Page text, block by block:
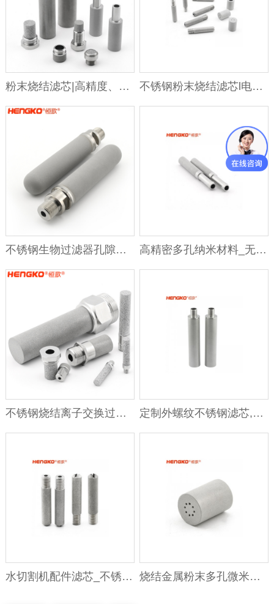
粉末烧结滤芯|高精度、可再生的工业过滤核心元件 不锈钢粉末烧结滤芯l电子束阀过滤器
不锈钢生物过滤器孔隙均匀透气性好不锈钢滤芯 高精密多孔纳米材料_无缝一体化多孔材料适用于空气加压过滤
不锈钢烧结离子交换过滤器 定制外螺纹不锈钢滤芯,精品使用寿命长易清洗工业设备滤芯
水切割机配件滤芯_不锈钢烧结滤芯 烧结金属粉末多孔微米级不锈钢316/316L高压滤芯多种形状孔径可选